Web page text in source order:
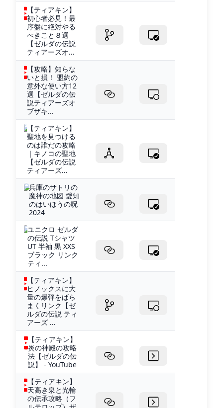
【ティアキン】
初心者必見！最
序盤に絶対やる
べきこと８選
【ゼルダの伝説
ティアーズオ...
【攻略】知らな
いと損！ 盟約の
意外な使い方12
選【ゼルダの伝
説ティアーズオ
ブザキ...
【ティアキン】
聖地を見つける
のは誰だの攻略
｜キノコの聖地
【ゼルダの伝説
ティアーズ...
兵庫のサトリの
魔神の地図 愛知
のはいほうの呪
2024
ユニクロ ゼルダ
の伝説 Tシャツ
UT 半袖 黒 XXS
ブラック リンク
ティ...
【ティアキン】
ヒノックスに大
量の爆弾をばら
まくリンク【ゼ
ルダの伝説 ティ
アーズ ...
【ティアキン】
炎の神殿の攻略
法【ゼルダの伝
説】 - YouTube
【ティアキン】
天高き泉と光輪
の伝承攻略（フ